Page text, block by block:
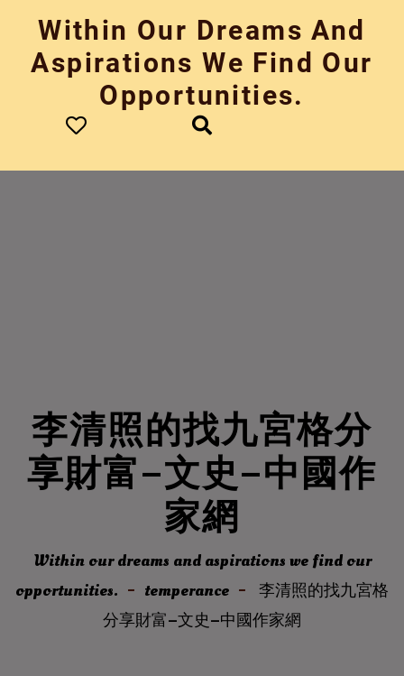
content
Within Our Dreams And
Aspirations We Find Our
Opportunities.
李清照的找九宮格分
享財富–文史–中國作
家網
Within our dreams and aspirations we find our
opportunities.
temperance
李清照的找九宮格
分享財富–文史–中國作家網